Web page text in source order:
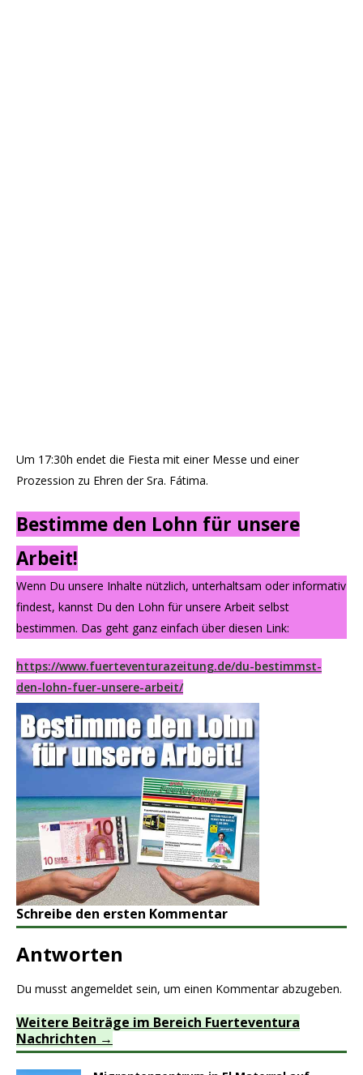
Um 17:30h endet die Fiesta mit einer Messe und einer
Prozession zu Ehren der Sra. Fátima.
Bestimme den Lohn für unsere
Arbeit!
Wenn Du unsere Inhalte nützlich, unterhaltsam oder informativ
findest, kannst Du den Lohn für unsere Arbeit selbst
bestimmen. Das geht ganz einfach über diesen Link:
https://www.fuerteventurazeitung.de/du-bestimmst-
den-lohn-fuer-unsere-arbeit/
Schreibe den ersten Kommentar
Antworten
Du musst angemeldet sein, um einen Kommentar abzugeben.
Weitere Beiträge im Bereich Fuerteventura
Nachrichten